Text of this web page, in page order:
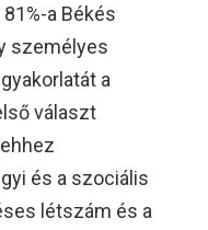
a Békés
személyes
a
választ
és a szociális
létszám és a